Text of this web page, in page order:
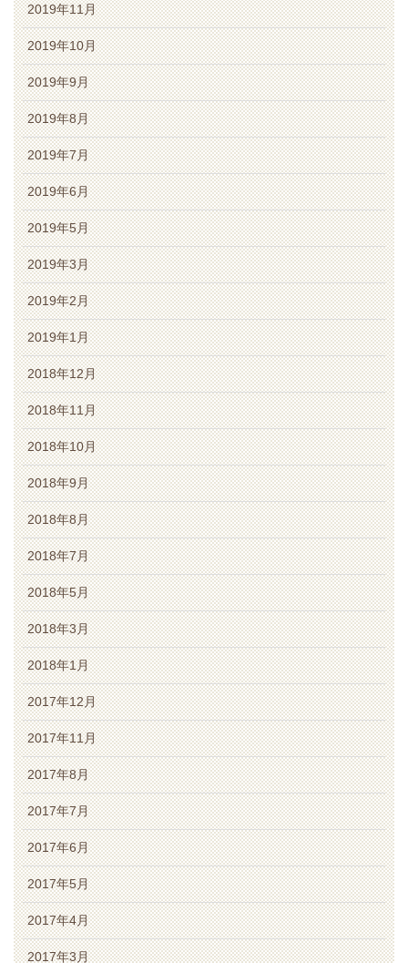
2019年11月
2019年10月
2019年9月
2019年8月
2019年7月
2019年6月
2019年5月
2019年3月
2019年2月
2019年1月
2018年12月
2018年11月
2018年10月
2018年9月
2018年8月
2018年7月
2018年5月
2018年3月
2018年1月
2017年12月
2017年11月
2017年8月
2017年7月
2017年6月
2017年5月
2017年4月
2017年3月